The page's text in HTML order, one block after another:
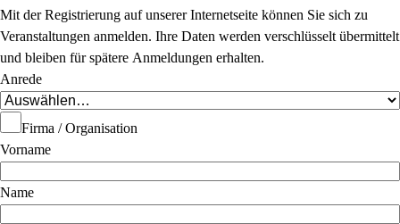
Mit der Registrierung auf unserer Internetseite können Sie sich zu
Veranstaltungen anmelden. Ihre Daten werden verschlüsselt übermittelt
und bleiben für spätere Anmeldungen erhalten.
Anrede
Firma / Organisation
Vorname
Name